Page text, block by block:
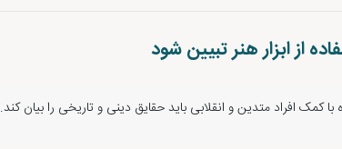
از ابزار هنر تبیین شود
کمک افراد متدین و انقلابی باید حقایق دینی و تاریخی را بیان کند.